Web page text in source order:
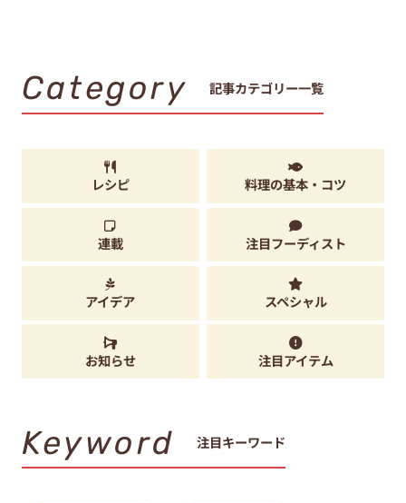
Category 記事カテゴリー一覧
レシピ 料理の基本・コツ
連載 注目フーディスト
アイデア スペシャル
お知らせ 注目アイテム
Keyword 注目キーワード